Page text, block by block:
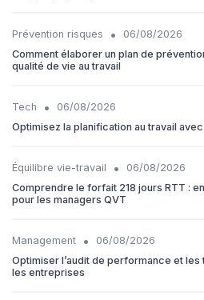
Prévention risques •
06/08/2026
Comment élaborer un plan de
qualité de vie au travail
Tech •
06/08/2026
Optimisez la planification au travail
Équilibre vie-travail •
06/08/2026
Comprendre le forfait 218 jours RTT :
pour les managers QVT
Management •
06/08/2026
Optimiser l’audit de performance et
les entreprises